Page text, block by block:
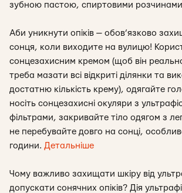
зубною пастою, спиртовими
Аби уникнути опіків — обов’язково
сонця, коли виходите на вулицю!
сонцезахисним кремом (щоб він
треба мазати всі відкриті ділянки та
достатню кількість крему), одягайте
носіть сонцезахисні окуляри з
фільтрами, закривайте тіло одягом з
не перебувайте довго на сонці,
години. Детальніше
Чому важливо захищати шкіру від
допускати сонячних опіків? Дія